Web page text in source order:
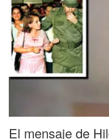
El mensaje de